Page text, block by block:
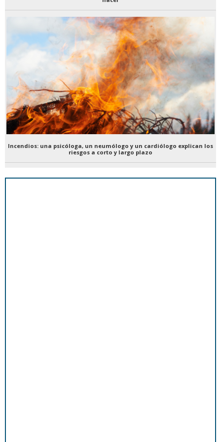
Incendios: una psicóloga, un neumólogo y un cardiólogo explican los
riesgos a corto y largo plazo